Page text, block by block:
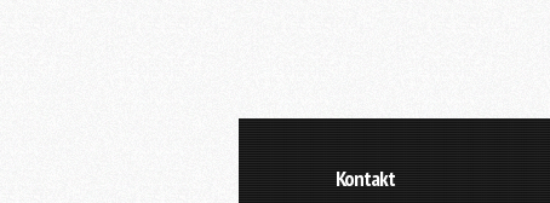
Kontakt